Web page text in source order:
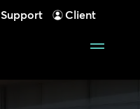
Support
Client